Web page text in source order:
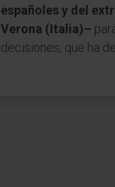
españoles y del
Verona (Italia)–
decisiones, que ha